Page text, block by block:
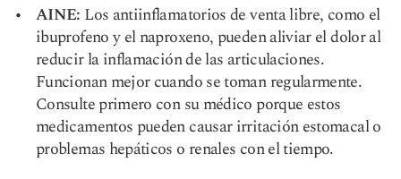
AINE: Los antiinflamatorios de venta libre, como el
ibuprofeno y el naproxeno, pueden aliviar el dolor al
reducir la inflamación de las articulaciones.
Funcionan mejor cuando se toman regularmente.
Consulte primero con su médico porque estos
medicamentos pueden causar irritación estomacal o
problemas hepáticos o renales con el tiempo.